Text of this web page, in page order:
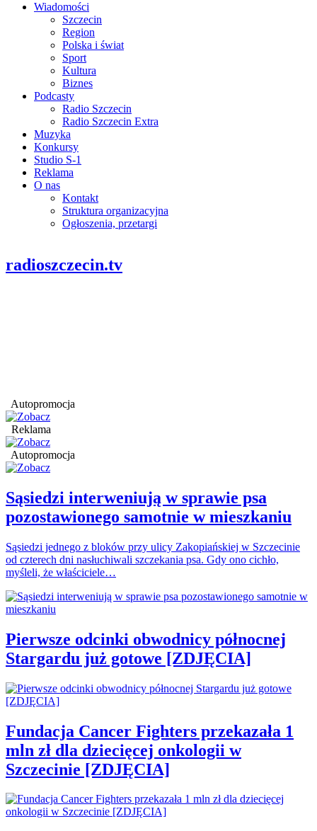
Wiadomości
Szczecin
Region
Polska i świat
Sport
Kultura
Biznes
Podcasty
Radio Szczecin
Radio Szczecin Extra
Muzyka
Konkursy
Studio S-1
Reklama
O nas
Kontakt
Struktura organizacyjna
Ogłoszenia, przetargi
radioszczecin.tv
Autopromocja
Reklama
Autopromocja
Sąsiedzi interweniują w sprawie psa
pozostawionego samotnie w mieszkaniu
Sąsiedzi jednego z bloków przy ulicy Zakopiańskiej w Szczecinie
od czterech dni nasłuchiwali szczekania psa. Gdy ono cichło,
myśleli, że właściciele…
Pierwsze odcinki obwodnicy północnej
Stargardu już gotowe [ZDJĘCIA]
Fundacja Cancer Fighters przekazała 1
mln zł dla dziecięcej onkologii w
Szczecinie [ZDJĘCIA]